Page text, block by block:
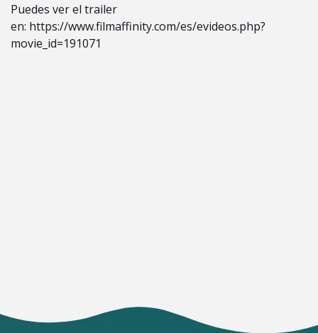
Puedes ver el trailer
en: https://www.filmaffinity.com/es/evideos.php?
movie_id=191071